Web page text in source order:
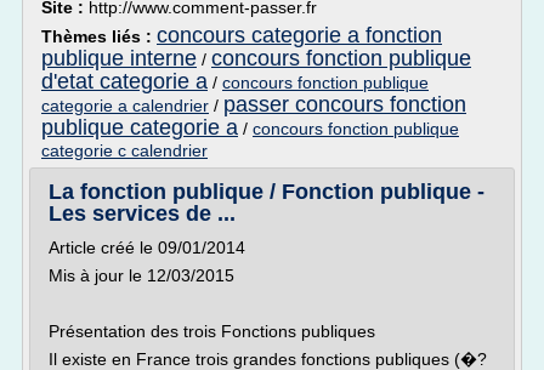
Site : http://www.comment-passer.fr
Thèmes liés : concours categorie a fonction
publique interne / concours fonction publique
d'etat categorie a / concours fonction publique
categorie a calendrier / passer concours fonction
publique categorie a / concours fonction publique
categorie c calendrier
La fonction publique / Fonction publique -
Les services de ...
Article créé le 09/01/2014
Mis à jour le 12/03/2015
Présentation des trois Fonctions publiques
Il existe en France trois grandes fonctions publiques (�?